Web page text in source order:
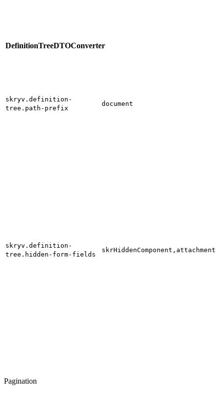
DefinitionTreeDTOConverter
skryv.definition-
tree.path-prefix
document
skryv.definition-
tree.hidden-form-fields
Pagination